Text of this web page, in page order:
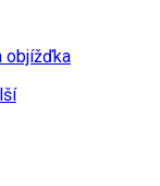
objížďka